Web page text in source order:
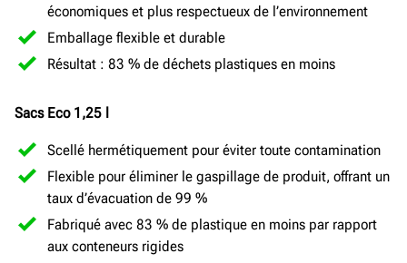
économiques et plus respectueux de l’environnement
Emballage flexible et durable
Résultat : 83 % de déchets plastiques en moins
Sacs Eco 1,25
Scellé hermétiquement pour éviter toute contamination
Flexible pour éliminer le gaspillage de produit, offrant un
taux d’évacuation de 99 %
Fabriqué avec 83 % de plastique en moins par rapport
aux conteneurs rigides